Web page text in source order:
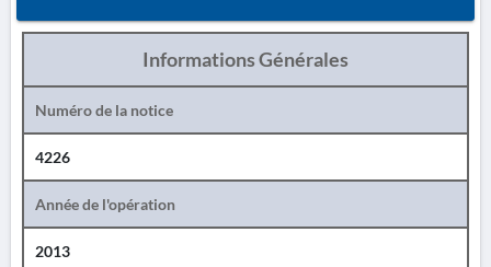
Informations Générales
Numéro de la notice
4226
Année de l'opération
2013